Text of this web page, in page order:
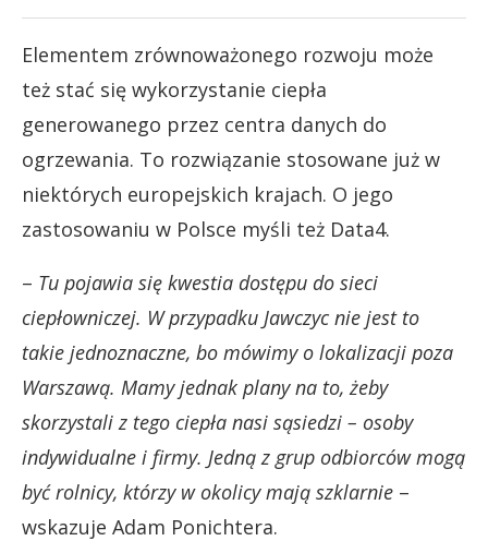
Elementem zrównoważonego rozwoju może
też stać się wykorzystanie ciepła
generowanego przez centra danych do
ogrzewania. To rozwiązanie stosowane już w
niektórych europejskich krajach. O jego
zastosowaniu w Polsce myśli też Data4.
– Tu pojawia się kwestia dostępu do sieci
ciepłowniczej. W przypadku Jawczyc nie jest to
takie jednoznaczne, bo mówimy o lokalizacji poza
Warszawą. Mamy jednak plany na to, żeby
skorzystali z tego ciepła nasi sąsiedzi – osoby
indywidualne i firmy. Jedną z grup odbiorców mogą
być rolnicy, którzy w okolicy mają szklarnie –
wskazuje Adam Ponichtera.